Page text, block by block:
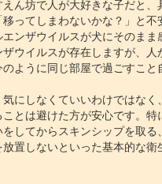
ん坊で人が大好きな子だと
ってしまわないかな？」と
ンザウイルスが犬にそのまま
ウイルスが存在しますが、
ように同じ部屋で過ごすこと
にしなくていいわけではな
とは避けた方が安心です。
してからスキンシップを取
置しないといった基本的な